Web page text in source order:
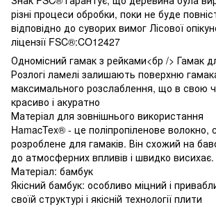
різні процеси обробки, поки не буде
відповідно до суворих вимог Лісової
ліцензії FSC®:CO12427
Одномісний гамак з рейками<бр /> Гамак
Розлогі ламелі залишають поверхню
максимального розслаблення, що в свою
красиво і акуратно
Матеріал для зовнішнього використання
HamacTex® - це поліпропіленове волокно,
розроблене для гамаків. Він схожий на
до атмосферних впливів і швидко висихає.
Матеріал: бамбук
Якісний бамбук: особливо міцний і
своїй структурі і якісній технології плити